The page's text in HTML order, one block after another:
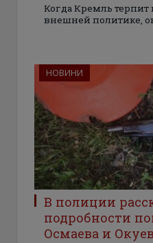
Когда Кремль
внешней политике,
НОВИНИ
В полиции
подробности
Осмаева и